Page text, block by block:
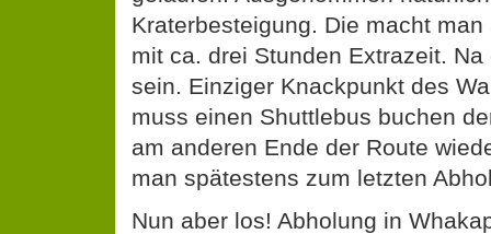
Kraterbesteigung. Die macht
mit ca. drei Stunden Extrazeit.
sein. Einziger Knackpunkt des
muss einen Shuttlebus buchen
am anderen Ende der Route
man spätestens zum letzten
Nun aber los! Abholung in